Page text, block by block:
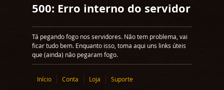
500: Erro interno do servidor
Tá pegando fogo nos servidores. Não tem problema, vai
ficar tudo bem. Enquanto isso, toma aqui uns links úteis
que (ainda) não pegaram fogo.
Início Conta Loja Suporte